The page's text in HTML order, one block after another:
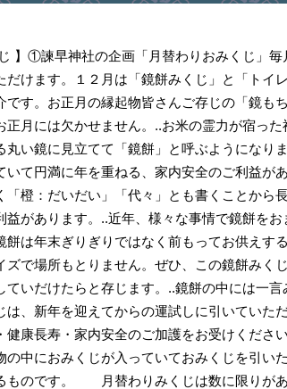
】①諫早神社の企画「月替わりおみくじ」
だけます。１２月は「鏡餅みくじ」と「トイ
です。お正月の縁起物皆さんご存じの「鏡も
正月には欠かせません。..お米の霊力が宿っ
丸い鏡に見立てて「鏡餅」と呼ぶようになり
いて円満に年を重ねる、家内安全のご利益が
「橙：だいだい」「代々」とも書くことから
益があります。..近年、様々な事情で鏡餅を
餅は年末ぎりぎりではなく前もってお供えす
ズで場所もとりません。ぜひ、この鏡餅みく
ていだけたらと存じます。..鏡餅の中には一
は、新年を迎えてからの運試しに引いていた
健康長寿・家内安全のご加護をお受けくださ
の中におみくじが入っていておみくじを引い
ものです。 月替わりみくじは数に限りがあ